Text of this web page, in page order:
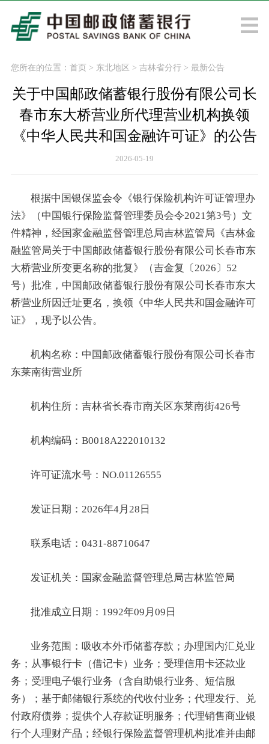
您所在的位置： 首页> 东北地区 > 吉林省分行> 最新公告
关于中国邮政储蓄银行股份有限公司长
春市东大桥营业所代理营业机构换领
《中华人民共和国金融许可证》的公告
2026-05-19
根据中国银保监会令《银行保险机构许可证管理办
法》（中国银行保险监督管理委员会令2021第3号）文
件精神，经国家金融监督管理总局吉林监管局《吉林金
融监管局关于中国邮政储蓄银行股份有限公司长春市东
大桥营业所变更名称的批复》（吉金复〔2026〕52
号）批准，中国邮政储蓄银行股份有限公司长春市东大
桥营业所因迁址更名，换领《中华人民共和国金融许可
证》，现予以公告。
机构名称：中国邮政储蓄银行股份有限公司长春市
东莱南街营业所
机构住所：吉林省长春市南关区东莱南街426号
机构编码：B0018A222010132
许可证流水号：NO.01126555
发证日期：2026年4月28日
联系电话：0431-88710647
发证机关：国家金融监督管理总局吉林监管局
批准成立日期：1992年09月09日
业务范围：吸收本外币储蓄存款；办理国内汇兑业
务；从事银行卡（借记卡）业务；受理信用卡还款业
务；受理电子银行业务（含自助银行业务、短信服
务）；基于邮储银行系统的代收付业务；代理发行、兑
付政府债券；提供个人存款证明服务；代理销售商业银
行个人理财产品；经银行保险监督管理机构批准并由邮